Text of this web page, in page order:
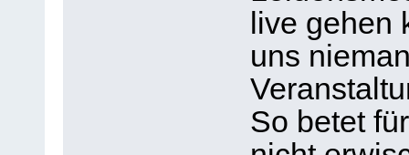
live gehen
uns
So betet